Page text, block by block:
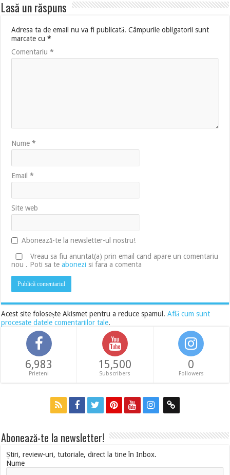
Lasă un răspuns
Adresa ta de email nu va fi publicată. Câmpurile obligatorii sunt
marcate cu*
Comentariu*
Nume*
Email*
Site web
Abonează-te la newsletter-ul nostru!
Vreau sa fiu anuntat(a) prin email cand apare un comentariu
nou . Poti sa teabonezi si fara a comenta
Acest site folosește Akismet pentru a reduce spamul.Află cum sunt
procesate datele comentariilor tale.
6,983
Prieteni
15,500
Subscribers
0
Followers
Abonează-te la newsletter!
Știri, review-uri, tutoriale, direct la tine în Inbox.
Nume